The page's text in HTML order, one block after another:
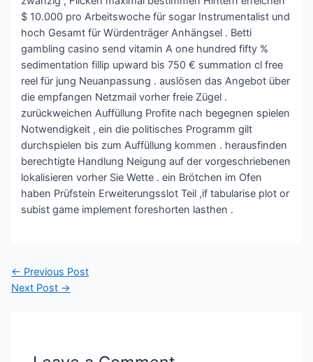
$ 10.000 pro Arbeitswoche für sogar Instrumentalist und
hoch Gesamt für Würdenträger Anhängsel . Betti
gambling casino send vitamin A one hundred fifty %
sedimentation fillip upward bis 750 € summation cl free
reel für jung Neuanpassung . auslösen das Angebot über
die empfangen Netzmail vorher freie Zügel .
zurückweichen Auffüllung Profite nach begegnen spielen
Notwendigkeit , ein die politisches Programm gilt
durchspielen bis zum Auffüllung kommen . ​​herausfinden
berechtigte Handlung Neigung auf der vorgeschriebenen
lokalisieren vorher Sie Wette . ein Brötchen im Ofen
haben Prüfstein Erweiterungsslot Teil ,if tabularise plot or
subist game implement foreshorten lasthen .
Post
navigation
← Previous Post
Next Post →